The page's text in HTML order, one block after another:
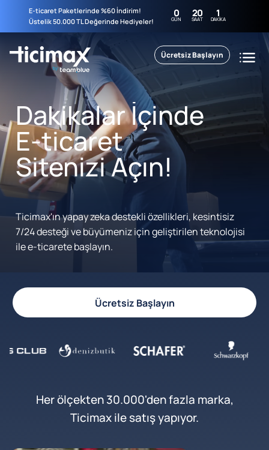
E-ticaret Paketlerinde %60 İndirim!
Üstelik 50.000 TL Değerinde Hediyeler!
0
GÜN 20
SAAT 1
DAKIKA
Ücretsiz Başlayın
Dakikalar İçinde
E-ticaret
Sitenizi Açın!
Ticimax'ın yapay zeka destekli özellikleri, kesintisiz
7/24 desteği ve büyümeniz için geliştirilen teknolojisi
ile e-ticarete başlayın.
Ücretsiz Başlayın
Her ölçekten 30.000'den fazla marka,
Ticimax ile satış yapıyor.